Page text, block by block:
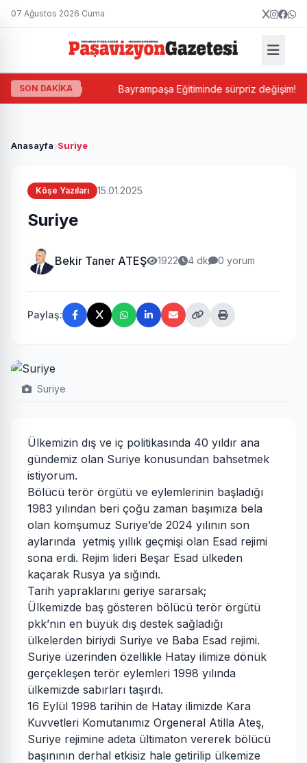
07 Ağustos 2026 Cuma
SON DAKİKA
Balkan atandı Bayrampaşa Eğitiminde sürpriz değişim!
Anasayfa Suriye
Köşe Yazıları 15.01.2025
Suriye
Bekir Taner ATEŞ 1922 4 dk 0 yorum
Paylaş:
Suriye
Ülkemizin dış ve iç politikasında 40 yıldır ana
gündemiz olan Suriye konusundan bahsetmek
istiyorum.
Bölücü terör örgütü ve eylemlerinin başladığı
1983 yılından beri çoğu zaman başımıza bela
olan komşumuz Suriye’de 2024 yılının son
aylarında yetmiş yıllık geçmişi olan Esad rejimi
sona erdi. Rejim lideri Beşar Esad ülkeden
kaçarak Rusya ya sığındı.
Tarih yapraklarını geriye sararsak;
Ülkemizde baş gösteren bölücü terör örgütü
pkk’nın en büyük dış destek sağladığı
ülkelerden biriydi Suriye ve Baba Esad rejimi.
Suriye üzerinden özellikle Hatay ilimize dönük
gerçekleşen terör eylemleri 1998 yılında
ülkemizde sabırları taşırdı.
16 Eylül 1998 tarihin de Hatay ilimizde Kara
Kuvvetleri Komutanımız Orgeneral Atilla Ateş,
Suriye rejimine adeta ültimaton vererek bölücü
başınının derhal etkisiz hale getirilip ülkemize